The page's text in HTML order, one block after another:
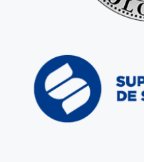
Ir al